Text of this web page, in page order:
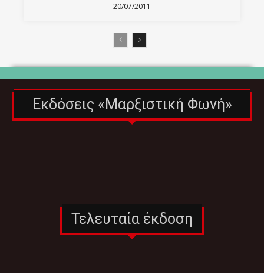
20/07/2011
Εκδόσεις «Μαρξιστική Φωνή»
Τελευταία έκδοση